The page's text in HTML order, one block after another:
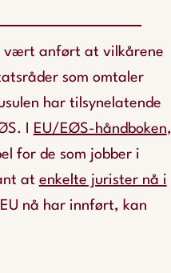
vært anført at vilkårene
som omtaler
har tilsynelatende
I
EU/EØS-håndboken,
for de som jobber i
at enkelte jurister nå i
nå har innført, kan